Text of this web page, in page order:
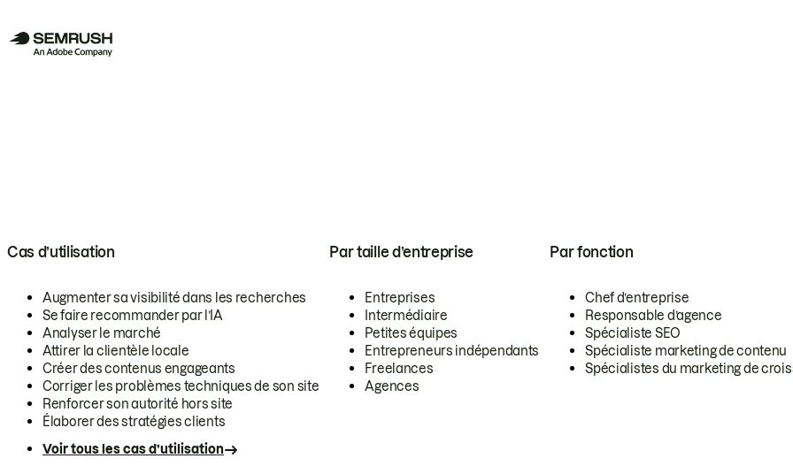
Cas d’utilisation
Augmenter sa visibilité dans les recherches
Se faire recommander par l’IA
Analyser le marché
Attirer la clientèle locale
Créer des contenus engageants
Corriger les problèmes techniques de son site
Renforcer son autorité hors site
Élaborer des stratégies clients
Voir tous les cas d’utilisation
Par taille d’entreprise
Entreprises
Intermédiaire
Petites équipes
Entrepreneurs indépendants
Freelances
Agences
Par fonction
Chef d’entreprise
Responsable d’agence
Spécialiste SEO
Spécialiste marketing de contenu
Spécialistes du marketing de